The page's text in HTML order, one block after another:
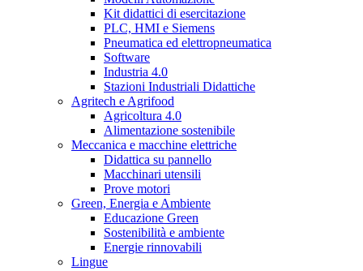
Kit didattici di esercitazione
PLC, HMI e Siemens
Pneumatica ed elettropneumatica
Software
Industria 4.0
Stazioni Industriali Didattiche
Agritech e Agrifood
Agricoltura 4.0
Alimentazione sostenibile
Meccanica e macchine elettriche
Didattica su pannello
Macchinari utensili
Prove motori
Green, Energia e Ambiente
Educazione Green
Sostenibilità e ambiente
Energie rinnovabili
Lingue